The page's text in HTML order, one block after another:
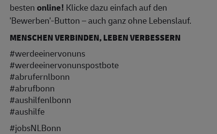
bestenonline! Klicke dazu einfach auf den
'Bewerben'-Button – auch ganz ohne Lebenslauf.
MENSCHEN VERBINDEN, LEBEN VERBESSERN
#werdeeinervonuns
#werdeeinervonunspostbote
#abrufernlbonn
#abrufbonn
#aushilfenlbonn
#aushilfe
#jobsNLBonn